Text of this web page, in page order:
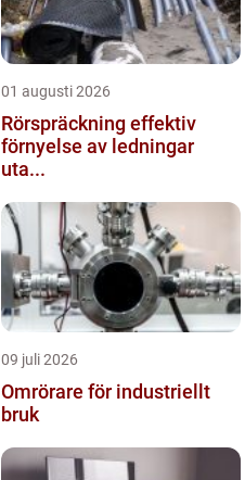
01 augusti 2026
Rörspräckning effektiv
förnyelse av ledningar
uta...
09 juli 2026
Omrörare för industriellt
bruk